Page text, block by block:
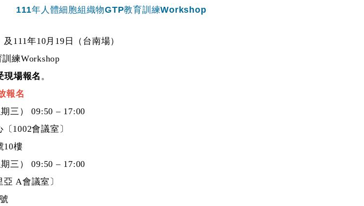
111年人體細胞組織物GTP教育訓練Workshop
及 111年10月19日
（台南場）
練Workshop
現場報名。
報名
期三） 09:50 – 17:00
1002會議室〕
10樓
期三） 09:50 – 17:00
A會議室〕